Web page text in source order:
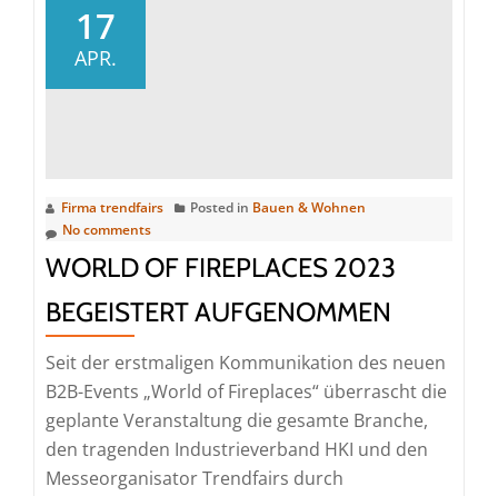
17
APR.
Firma trendfairs Posted in Bauen & Wohnen
No comments
WORLD OF FIREPLACES 2023
BEGEISTERT AUFGENOMMEN
Seit der erstmaligen Kommunikation des neuen
B2B-Events „World of Fireplaces“ überrascht die
geplante Veranstaltung die gesamte Branche,
den tragenden Industrieverband HKI und den
Messeorganisator Trendfairs durch